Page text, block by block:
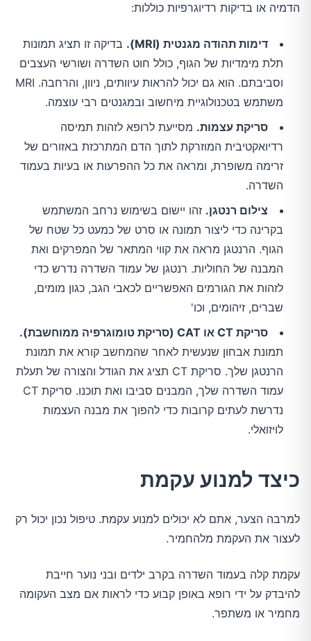
הדמיה או בדיקות רדיוגרפיות כוללות:
דימות תהודה מגנטית (MRI).
בדיקה זו תציג תמונות
תלת מימדיות של הגוף, כולל חוט השדרה ושורשי העצבים
וסביבתם. הוא גם יכול להראות עיוותים, ניוון, והרחבה. MRI
משתמש בטכנולוגיית מיחשוב ובמגנטים רבי עוצמה.
סריקת עצמות. מסייעת לרופא לזהות תמיסה
רדיואקטיבית המוזרקת לתוך הדם המתרכזת באזורים של
זרימה משופרת, ומראה את כל ההפרעות או בעיות בעמוד
השדרה.
צילום רנטגן. זהו יישום בשימוש נרחב המשתמש
בקרינה כדי ליצור תמונה או סרט של כמעט כל שטח של
הגוף. הרנטגן מראה את קווי המתאר של המפרקים ואת
המבנה של החוליות. רנטגן של עמוד השדרה נדרש כדי
לזהות את הגורמים האפשריים לכאבי הגב, כגון מומים,
שברים, זיהומים, וכו'
סריקת CT או CAT (סריקת טומוגרפיה ממוחשבת).
תמונת אבחון שנעשית לאחר שהמחשב קורא את תמונת
הרנטגן שלך. סריקת CT תציג את הגודל והצורה של תעלת
עמוד השדרה שלך, המבנים סביבו ואת תוכנו. סריקת CT
נדרשת לעתים קרובות כדי להפוך את מבנה העצמות
לויזואלי.
כיצד למנוע עקמת
למרבה הצער, אתם לא יכולים למנוע עקמת. טיפול נכון יכול רק
לעצור את העקמת מלהחמיר.
עקמת קלה בעמוד השדרה בקרב ילדים ובני נוער חייבת
להיבדק על ידי רופא באופן קבוע כדי לראות אם מצב העקומה
מחמיר או משתפר.